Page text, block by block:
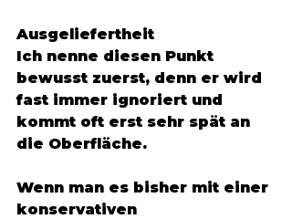
Ausgeliefertheit
Ich nenne diesen Punkt
bewusst zuerst, denn er wird
fast immer ignoriert und
kommt oft erst sehr spät an
die Oberfläche.
Wenn man es bisher mit einer
konservativen